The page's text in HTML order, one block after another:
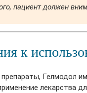
пациент должен
к
Гелмодол
лекарства